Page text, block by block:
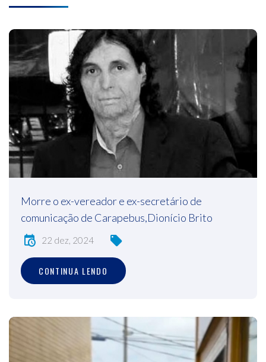
Morre o ex-vereador e ex-secretário de
comunicação de Carapebus,Dionício Brito
22 dez, 2024
CONTINUA LENDO